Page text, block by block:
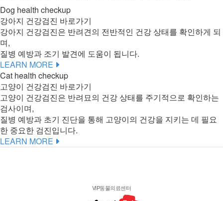
Dog health checkup
강아지 건강검진 바로가기
강아지 건강검진은 반려견의 전반적인 건강 상태를 확인하게 되
며,
질병 예방과 조기 발견에 도움이 됩니다.
LEARN MORE
Cat health checkup
고양이 건강검진 바로가기
고양이 건강검진은 반려묘의 건강 상태를 주기적으로 확인하는
검사이며,
질병 예방과 초기 진단을 통해 고양이의 건강을 지키는 데 필요
한 중요한 검진입니다.
LEARN MORE
VIP동물의료센터